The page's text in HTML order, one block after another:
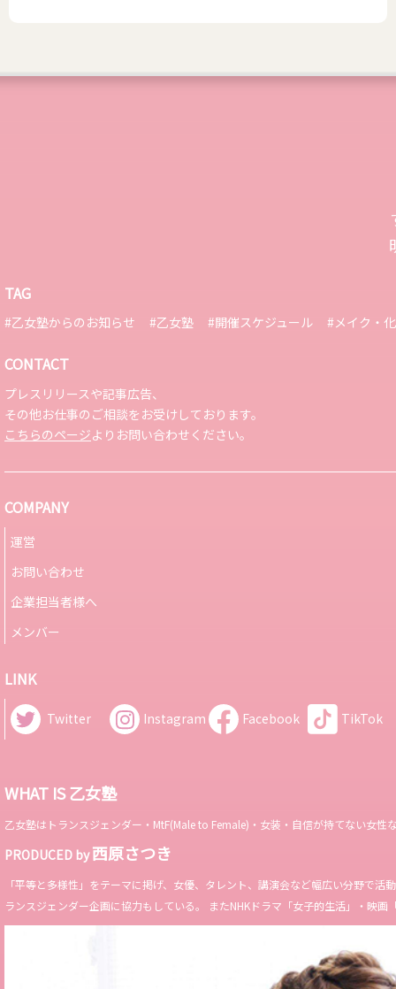
TAG
#乙女塾からのお知らせ #乙女塾 #開催スケジュール #メイク・
CONTACT
プレスリリースや記事広告、
その他お仕事のご相談をお受けしております。
こちらのページよりお問い合わせください。
COMPANY
運営
お問い合わせ
企業担当者様へ
メンバー
LINK
Twitter Instagram Facebook TikTok
WHAT IS 乙女塾
乙女塾はトランスジェンダー・MtF(Male to Female)・女装・自信が持てない女
PRODUCED by西原さつき
「平等と多様性」をテーマに掲げ、女優、タレント、講演会など幅広い分野で
ランスジェンダー企画に協力もしている。 またNHKドラマ「女子的生活」・映